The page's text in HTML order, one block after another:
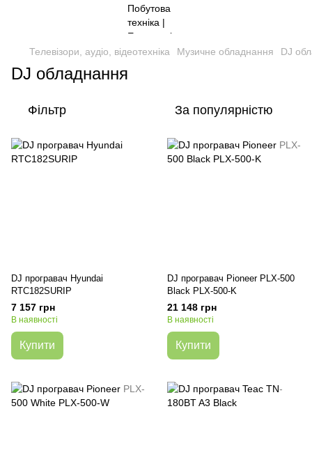
Телевізори, аудіо, відеотехніка Музичне обладнання DJ
DJ обладнання
Фільтр За популярністю
DJ програвач Hyundai
RTC182SURIP
7 157 грн
В наявності
Купити
DJ програвач Pioneer PLX-500
Black PLX-500-K
21 148 грн
В наявності
Купити